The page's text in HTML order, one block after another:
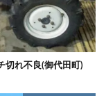
切れ不良(御代田町)